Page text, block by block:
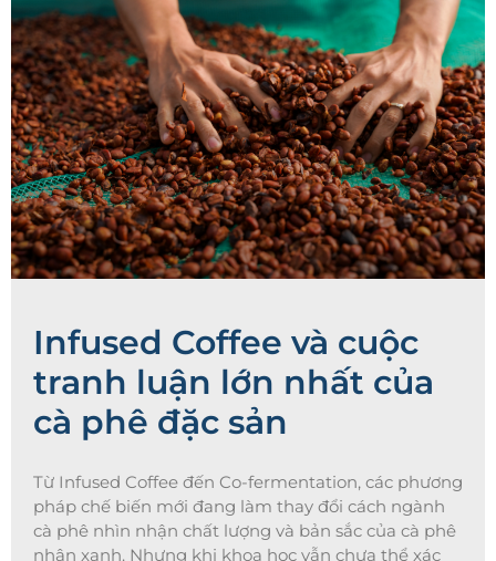
Infused Coffee và cuộc
tranh luận lớn nhất của
cà phê đặc sản
Từ Infused Coffee đến Co-fermentation, các phương
pháp chế biến mới đang làm thay đổi cách ngành
cà phê nhìn nhận chất lượng và bản sắc của cà phê
nhân xanh. Nhưng khi khoa học vẫn chưa thể xác